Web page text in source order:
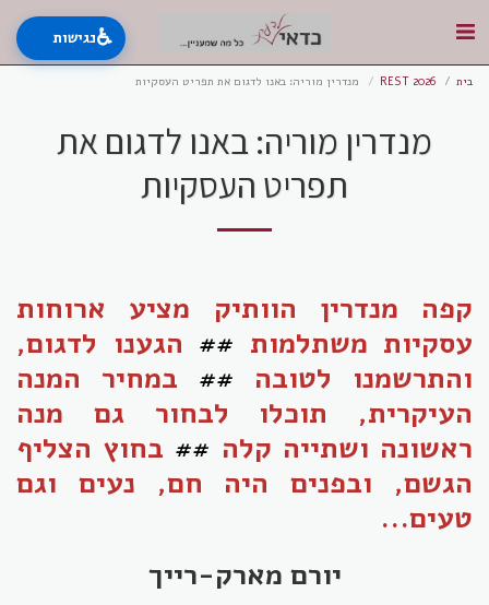
בית REST 2026 מנדרין מוריה: באנו לדגום את תפריט העסקיות
מנדרין מוריה: באנו לדגום את
תפריט העסקיות
קפה מנדרין הוותיק מציע ארוחות
עסקיות משתלמות ## הגענו לדגום,
והתרשמנו לטובה ## במחיר המנה
העיקרית, תוכלו לבחור גם מנה
ראשונה ושתייה קלה ## בחוץ הצליף
הגשם, ובפנים היה חם, נעים וגם
טעים...
יורם מארק-רייך
♿נגישות